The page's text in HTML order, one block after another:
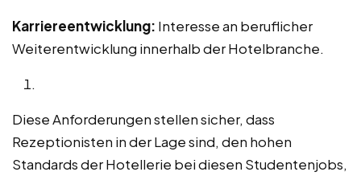
Karriereentwicklung: Interesse an beruflicher
Weiterentwicklung innerhalb der Hotelbranche.
Diese Anforderungen stellen sicher, dass
Rezeptionisten in der Lage sind, den hohen
Standards der Hotellerie bei diesen Studentenjobs,